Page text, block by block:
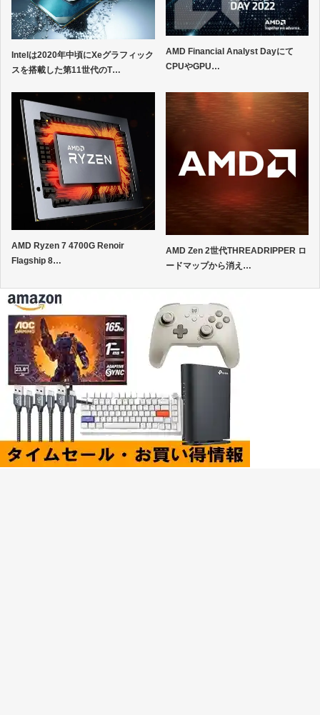
Intelは2020年中頃にXeグラフィック
スを搭載した第11世代のT…
AMD Financial Analyst Dayにて
CPUやGPU…
AMD Ryzen 7 4700G Renoir
Flagship 8…
AMD Zen 2世代THREADRIPPER ロ
ードマップから消え…